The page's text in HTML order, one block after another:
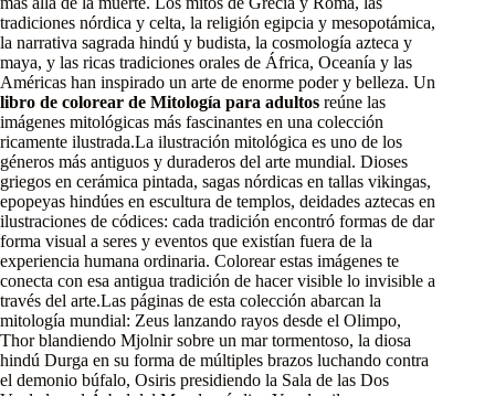
tradiciones nórdica y celta, la religión egipcia y mesopotámica,
la narrativa sagrada hindú y budista, la cosmología azteca y
maya, y las ricas tradiciones orales de África, Oceanía y las
Américas han inspirado un arte de enorme poder y belleza. Un
libro de colorear de Mitología para adultos reúne las
imágenes mitológicas más fascinantes en una colección
ricamente ilustrada.La ilustración mitológica es uno de los
géneros más antiguos y duraderos del arte mundial. Dioses
griegos en cerámica pintada, sagas nórdicas en tallas vikingas,
epopeyas hindúes en escultura de templos, deidades aztecas en
ilustraciones de códices: cada tradición encontró formas de dar
forma visual a seres y eventos que existían fuera de la
experiencia humana ordinaria. Colorear estas imágenes te
conecta con esa antigua tradición de hacer visible lo invisible a
través del arte.Las páginas de esta colección abarcan la
mitología mundial: Zeus lanzando rayos desde el Olimpo,
Thor blandiendo Mjolnir sobre un mar tormentoso, la diosa
hindú Durga en su forma de múltiples brazos luchando contra
el demonio búfalo, Osiris presidiendo la Sala de las Dos